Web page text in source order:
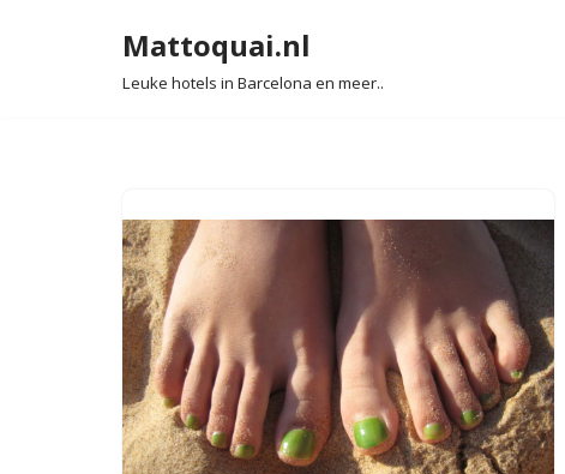
Mattoquai.nl
Leuke hotels in Barcelona en meer..